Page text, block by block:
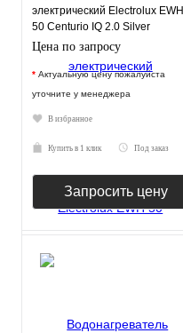
электрический Electrolux EWH
50 Centurio IQ 2.0 Silver
Цена по запросу
* Актуальную цену пожалуйста
уточните у менеджера
В избранное
Купить в 1 клик Под заказ
Запросить цену